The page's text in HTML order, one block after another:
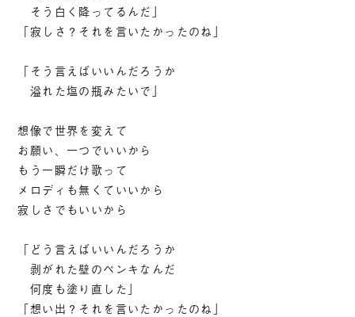
そう白く降ってるんだ」
「寂しさ？それを言いたかったのね」
「そう言えばいいんだろうか
溢れた塩の瓶みたいで」
想像で世界を変えて
お願い、一つでいいから
もう一瞬だけ歌って
メロディも無くていいから
寂しさでもいいから
「どう言えばいいんだろうか
剥がれた壁のペンキなんだ
何度も塗り直した」
「想い出？それを言いたかったのね」